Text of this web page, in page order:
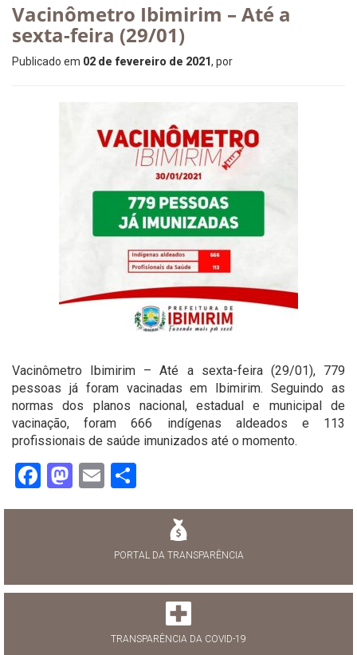
Vacinômetro Ibimirim – Até a
sexta-feira (29/01)
Publicado em 02 de fevereiro de 2021, por
Vacinômetro Ibimirim – Até a sexta-feira (29/01), 779
pessoas já foram vacinadas em Ibimirim. Seguindo as
normas dos planos nacional, estadual e municipal de
vacinação, foram 666 indígenas aldeados e 113
profissionais de saúde imunizados até o momento.
Facebook
Mastodon
Email
PORTAL DA TRANSPARÊNCIA
TRANSPARÊNCIA DA COVID-19